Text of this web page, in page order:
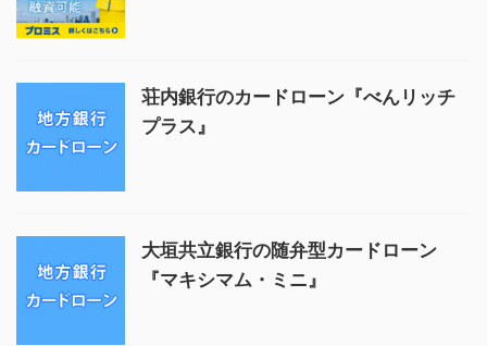
荘内銀行のカードローン『べんリッチ
プラス』
大垣共立銀行の随弁型カードローン
『マキシマム・ミニ』